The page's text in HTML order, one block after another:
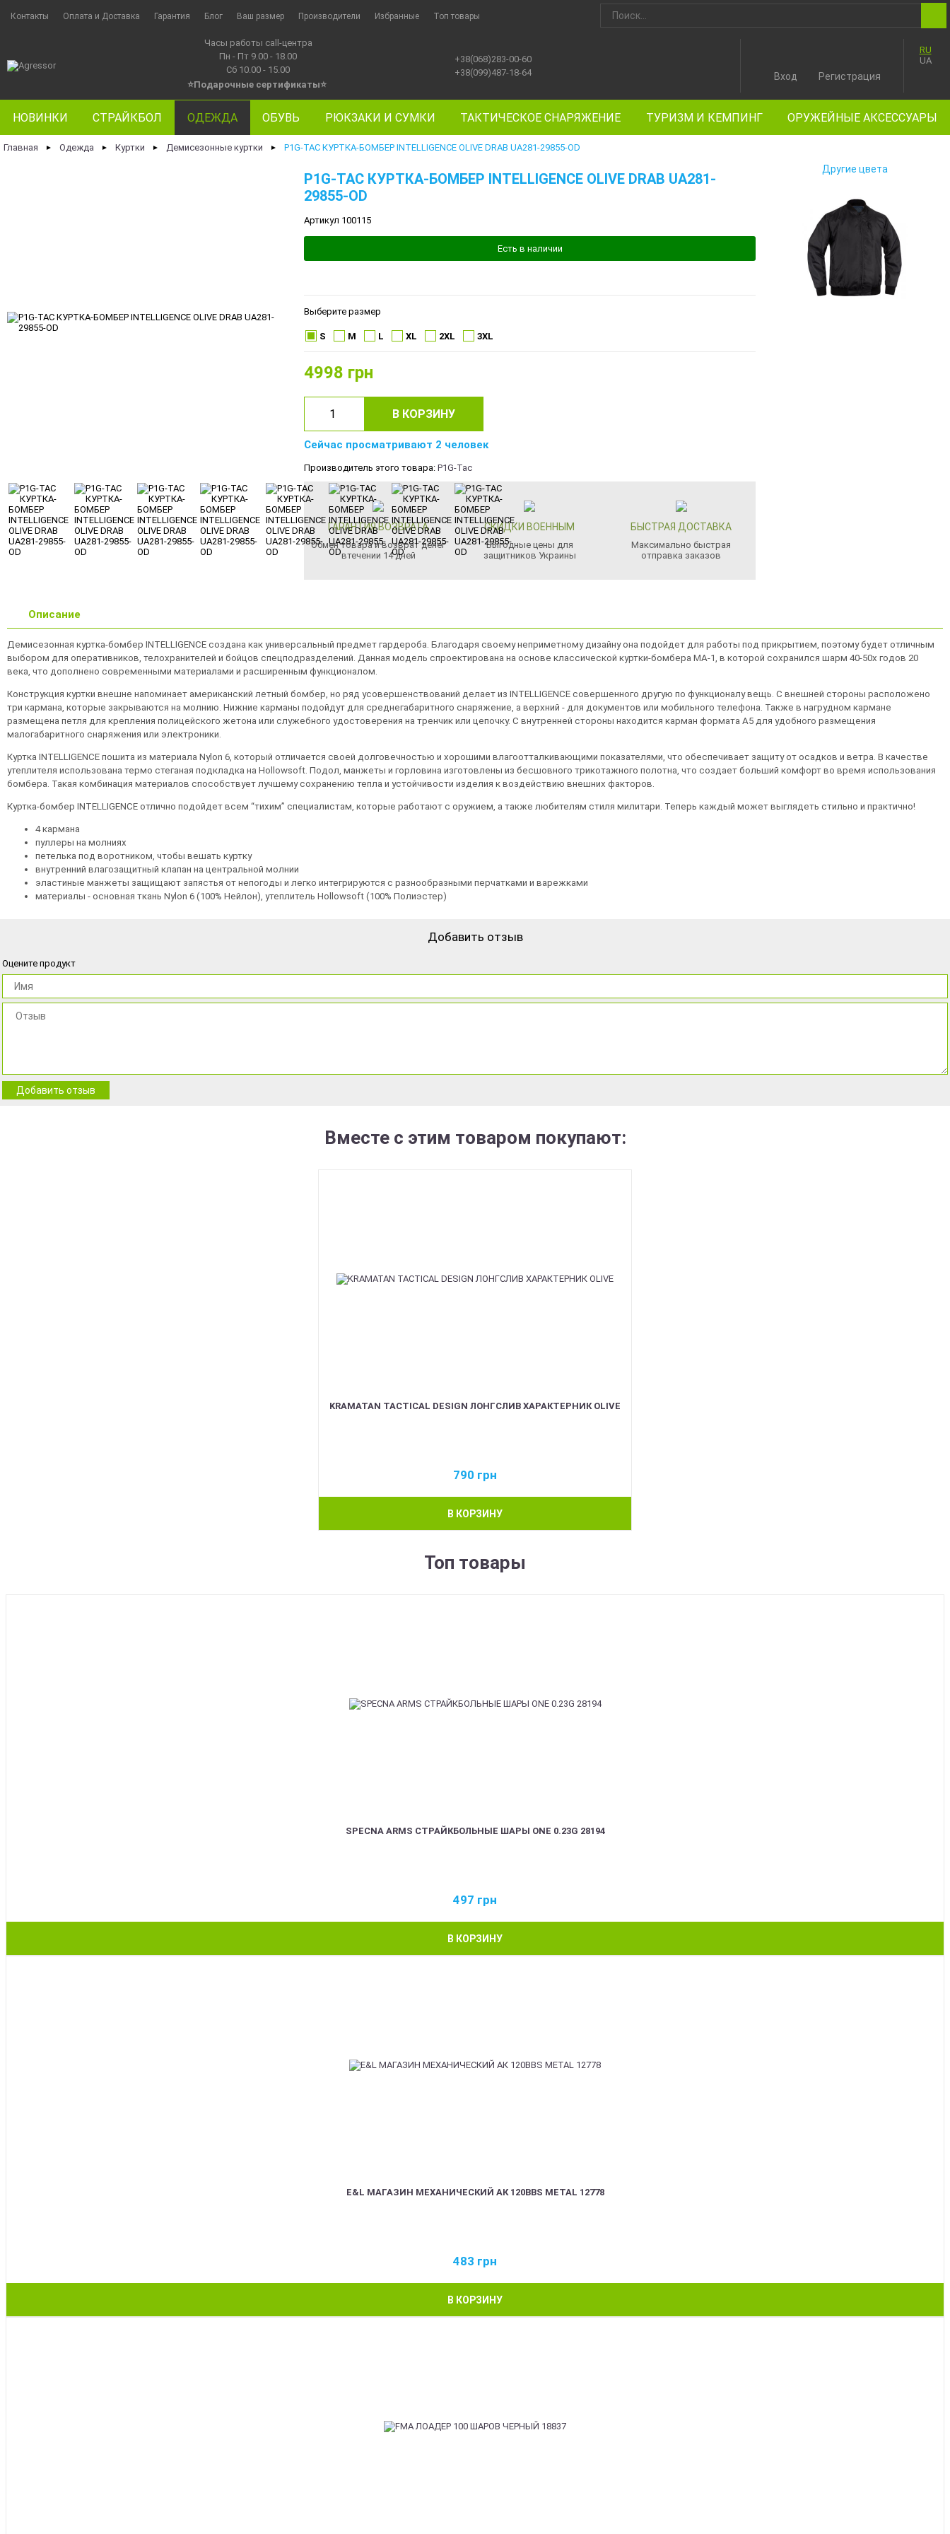
Контакты Оплата и Доставка Гарантия Блог Ваш размер Производители Избранные Топ товары
Часы работы call-центра
Пн - Пт 9.00 - 18.00
Сб 10.00 - 15.00
⭐Подарочные сертификаты⭐
+38(068)283-00-60
+38(099)487-18-64
RU
UA
Вход Регистрация
НОВИНКИ СТРАЙКБОЛ ОДЕЖДА ОБУВЬ РЮКЗАКИ И СУМКИ ТАКТИЧЕСКОЕ СНАРЯЖЕНИЕ ТУРИЗМ И КЕМПИНГ ОРУЖЕЙНЫЕ АКСЕССУАРЫ
Главная ► Одежда ► Куртки ► Демисезонные куртки ► P1G-TAC КУРТКА-БОМБЕР INTELLIGENCE OLIVE DRAB UA281-29855-OD
P1G-TAC КУРТКА-БОМБЕР INTELLIGENCE OLIVE DRAB UA281-
29855-OD
Артикул 100115
Есть в наличии
Выберите размер
S M L XL 2XL 3XL
4998 грн
В КОРЗИНУ
Сейчас просматривают 2 человек
Производитель этого товара: P1G-Tac
ГАРАНТИЯ ВОЗВРАТА
Обмен товара и возврат денег
втечении 14 дней
СКИДКИ ВОЕННЫМ
Выгодные цены для
защитников Украины
БЫСТРАЯ ДОСТАВКА
Максимально быстрая
отправка заказов
Другие цвета
Описание
Демисезонная куртка-бомбер INTELLIGENCE создана как универсальный предмет гардероба. Благодаря своему неприметному дизайну она подойдет для работы под прикрытием, поэтому будет отличным
выбором для оперативников, телохранителей и бойцов спецподразделений. Данная модель спроектирована на основе классической куртки-бомбера MA-1, в которой сохранился шарм 40-50х годов 20
века, что дополнено современными материалами и расширенным функционалом.
Конструкция куртки внешне напоминает американский летный бомбер, но ряд усовершенствований делает из INTELLIGENCE совершенного другую по функционалу вещь. С внешней стороны расположено
три кармана, которые закрываются на молнию. Нижние карманы подойдут для среднегабаритного снаряжение, а верхний - для документов или мобильного телефона. Также в нагрудном кармане
размещена петля для крепления полицейского жетона или служебного удостоверения на тренчик или цепочку. С внутренней стороны находится карман формата А5 для удобного размещения
малогабаритного снаряжения или электроники.
Куртка INTELLIGENCE пошита из материала Nylon 6, который отличается своей долговечностью и хорошими влагоотталкивающими показателями, что обеспечивает защиту от осадков и ветра. В качестве
утеплителя использована термо стеганая подкладка на Hollowsoft. Подол, манжеты и горловина изготовлены из бесшовного трикотажного полотна, что создает больший комфорт во время использования
бомбера. Такая комбинация материалов способствует лучшему сохранению тепла и устойчивости изделия к воздействию внешних факторов.
Куртка-бомбер INTELLIGENCE отлично подойдет всем “тихим” специалистам, которые работают с оружием, а также любителям стиля милитари. Теперь каждый может выглядеть стильно и практично!
4 кармана
пуллеры на молниях
петелька под воротником, чтобы вешать куртку
внутренний влагозащитный клапан на центральной молнии
эластиные манжеты защищают запястья от непогоды и легко интегрируются с разнообразными перчатками и варежками
материалы - основная ткань Nylon 6 (100% Нейлон), утеплитель Hollowsoft (100% Полиэстер)
Добавить отзыв
Оцените продукт
Добавить отзыв
Вместе с этим товаром покупают:
KRAMATAN TACTICAL DESIGN ЛОНГСЛИВ ХАРАКТЕРНИК OLIVE
790 грн
В КОРЗИНУ
Топ товары
SPECNA ARMS СТРАЙКБОЛЬНЫЕ ШАРЫ ONE 0.23G 28194
497 грн
В КОРЗИНУ
E&L МАГАЗИН МЕХАНИЧЕСКИЙ АК 120BBS METAL 12778
483 грн
В КОРЗИНУ